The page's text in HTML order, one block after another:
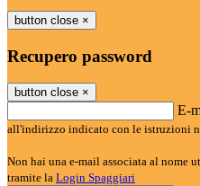
button close ×
Recupero password
button close ×
E-
all'indirizzo indicato con le istruzioni
Non hai una e-mail associata al nome
tramite la Login Spaggiari